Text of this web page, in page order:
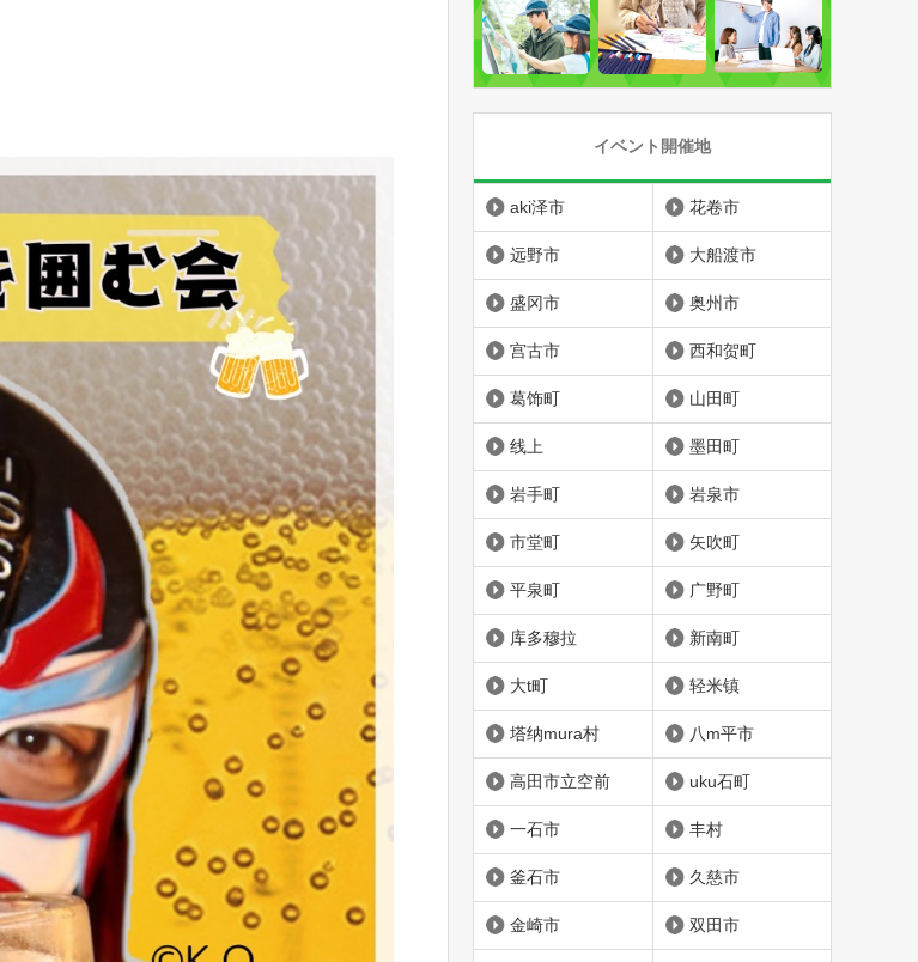
イベント開催地
aki泽市 花卷市
远野市 大船渡市
盛冈市 奥州市
宫古市 西和贺町
葛饰町 山田町
线上 墨田町
岩手町 岩泉市
市堂町 矢吹町
平泉町 广野町
库多穆拉 新南町
大t町 轻米镇
塔纳mura村 八m平市
高田市立空前 uku石町
一石市 丰村
釜石市 久慈市
金崎市 双田市